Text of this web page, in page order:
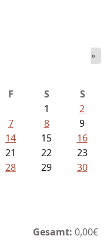
»
F S
S
1
2
7 8
9
14 15
16
21 22
23
28 29
30
Gesamt: 0,00€